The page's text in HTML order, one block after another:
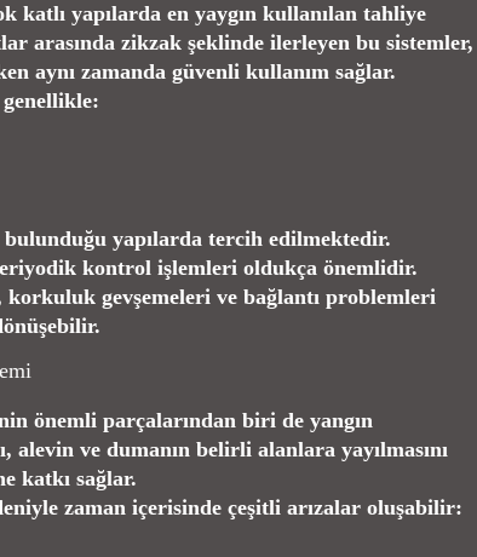
katlı yapılarda en yaygın kullanılan tahliye
arasında zikzak şeklinde ilerleyen bu sistemler,
aynı zamanda güvenli kullanım sağlar.
genellikle:
yapılarda tercih edilmektedir.
kontrol işlemleri oldukça önemlidir.
korkuluk gevşemeleri ve bağlantı problemleri
önemli parçalarından biri de yangın
alevin ve dumanın belirli alanlara yayılmasını
katkı sağlar.
zaman içerisinde çeşitli arızalar oluşabilir: